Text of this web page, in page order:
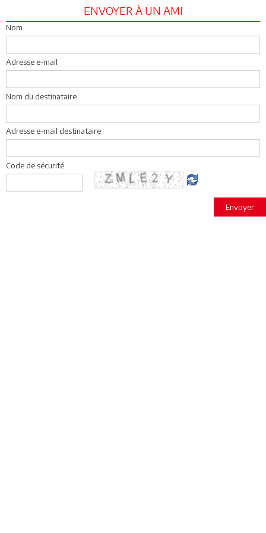
ENVOYER À UN AMI
Nom
Adresse e-mail
Nom du destinataire
Adresse e-mail destinataire
Code de sécurité
Envoyer